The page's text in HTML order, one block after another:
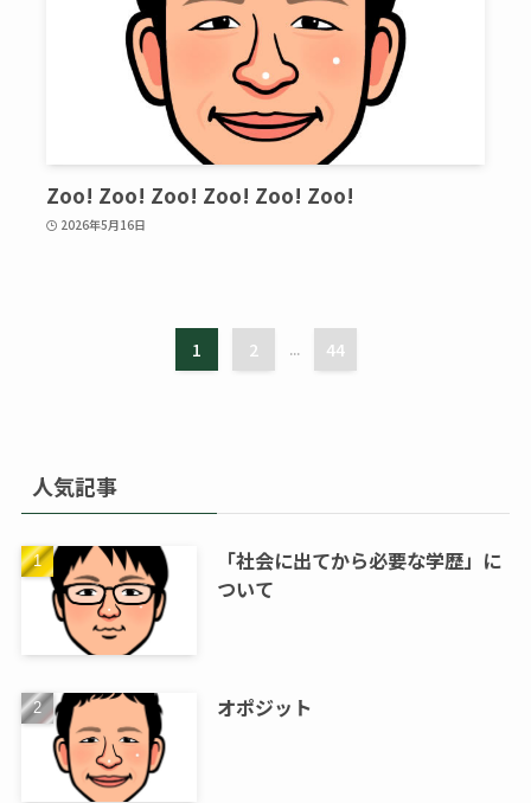
Zoo! Zoo! Zoo! Zoo! Zoo! Zoo!
2026年5月16日
1 2 ... 44
人気記事
「社会に出てから必要な学歴」に
ついて
オポジット